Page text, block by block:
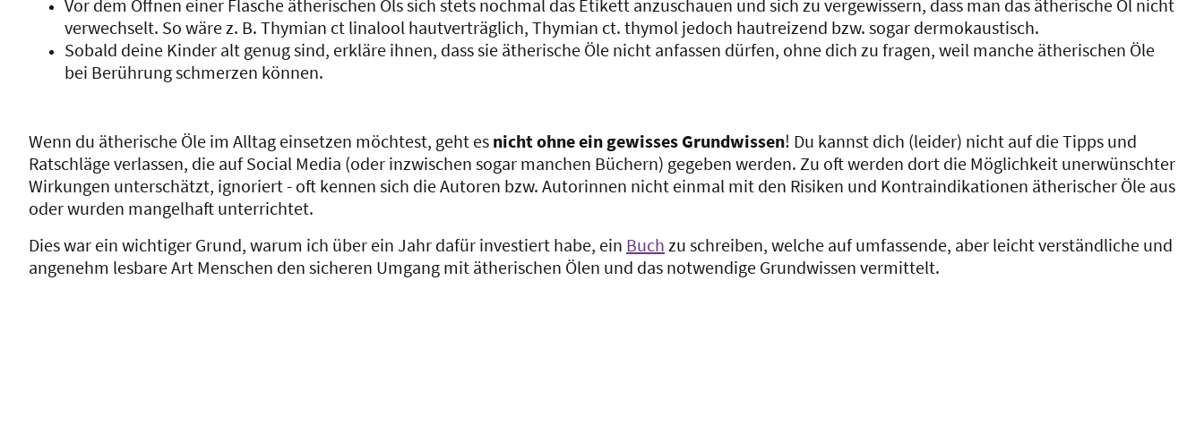
Vor dem Öffnen einer Flasche ätherischen Öls sich stets nochmal das Etikett anzuschauen und sich zu vergewissern, dass man das ätherische Öl nicht
verwechselt. So wäre z. B. Thymian ct linalool hautverträglich, Thymian ct. thymol jedoch hautreizend bzw. sogar dermokaustisch.
Sobald deine Kinder alt genug sind, erkläre ihnen, dass sie ätherische Öle nicht anfassen dürfen, ohne dich zu fragen, weil manche ätherischen Öle
bei Berührung schmerzen können.
Wenn du ätherische Öle im Alltag einsetzen möchtest, geht es nicht ohne ein gewisses Grundwissen! Du kannst dich (leider) nicht auf die Tipps und
Ratschläge verlassen, die auf Social Media (oder inzwischen sogar manchen Büchern) gegeben werden. Zu oft werden dort die Möglichkeit unerwünschter
Wirkungen unterschätzt, ignoriert - oft kennen sich die Autoren bzw. Autorinnen nicht einmal mit den Risiken und Kontraindikationen ätherischer Öle aus
oder wurden mangelhaft unterrichtet.
Dies war ein wichtiger Grund, warum ich über ein Jahr dafür investiert habe, ein Buch zu schreiben, welche auf umfassende, aber leicht verständliche und
angenehm lesbare Art Menschen den sicheren Umgang mit ätherischen Ölen und das notwendige Grundwissen vermittelt.